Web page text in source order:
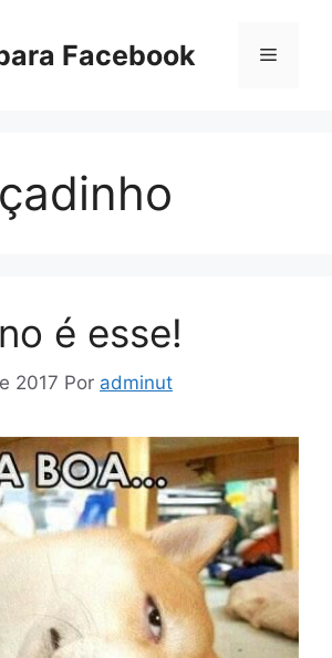
Facebook Menu
é esse!
2017 Por adminut